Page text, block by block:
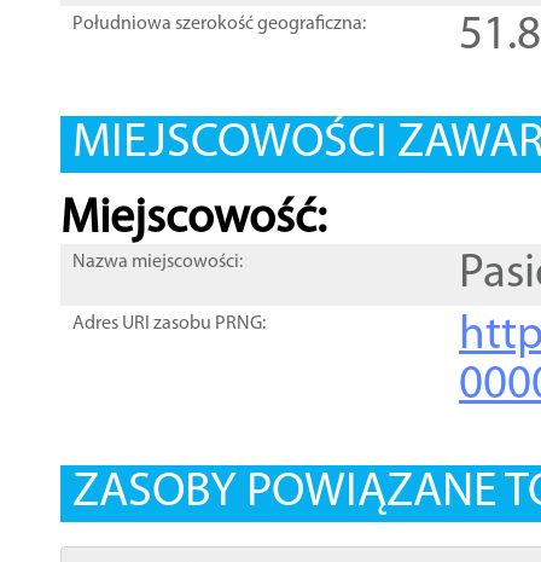
Południowa szerokość geograficzna:
MIEJSCOWOŚCI
Miejscowość:
Nazwa miejscowości:
Adres URI zasobu PRNG:
ZASOBY POWIĄZANE